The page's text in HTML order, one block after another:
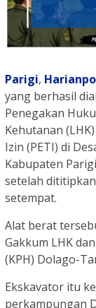
Parigi,
yang berhasil
Penegakan
Kehutanan
Izin (PETI) di
Kabupaten
setelah
setempat.
Alat berat
Gakkum LHK
(KPH) Dolago-
Ekskavator itu
perkampungan